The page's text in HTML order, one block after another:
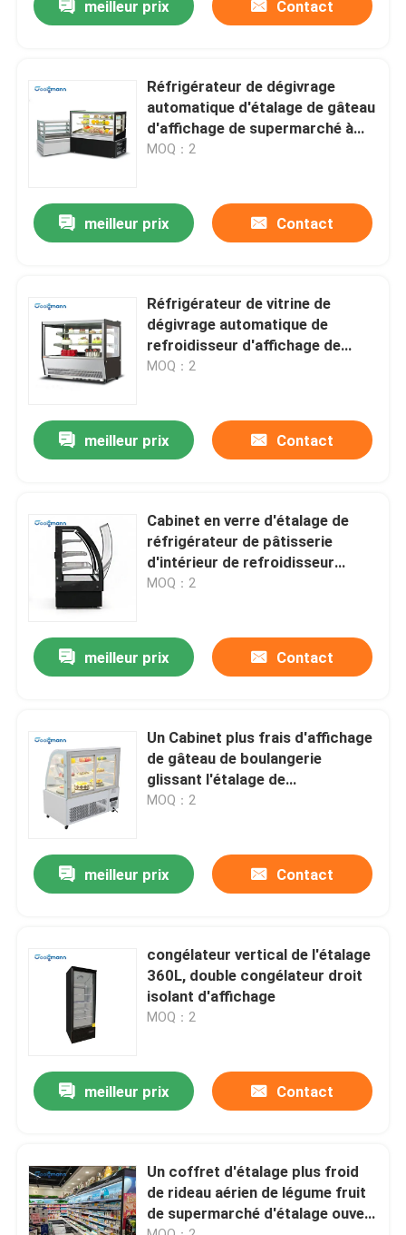
Produits
Vidéos
Au sujet de nous
Contrôle de qualité
Demandez une citation
Refroidisseur ouvert à plusieurs étages
Réfrigérateur ouvert d'affichage
meilleur prix Contact
Réfrigérateur de dégivrage
automatique d'étalage de gâteau
d'affichage de supermarché à
angle droit de refroidisseur
MOQ：2
meilleur prix Contact
Réfrigérateur de vitrine de
dégivrage automatique de
refroidisseur d'affichage de
gâteau de double porte
MOQ：2
meilleur prix Contact
Cabinet en verre d'étalage de
réfrigérateur de pâtisserie
d'intérieur de refroidisseur
d'affichage de gâteau de LED
MOQ：2
meilleur prix Contact
Un Cabinet plus frais d'affichage
de gâteau de boulangerie
glissant l'étalage de
réfrigérateur de porte arrière
MOQ：2
meilleur prix Contact
congélateur vertical de l'étalage
360L, double congélateur droit
isolant d'affichage
MOQ：2
meilleur prix Contact
Un coffret d'étalage plus froid
de rideau aérien de légume fruit
de supermarché d'étalage ouvert